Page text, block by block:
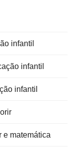
infantil
infantil
infantil
e matemática